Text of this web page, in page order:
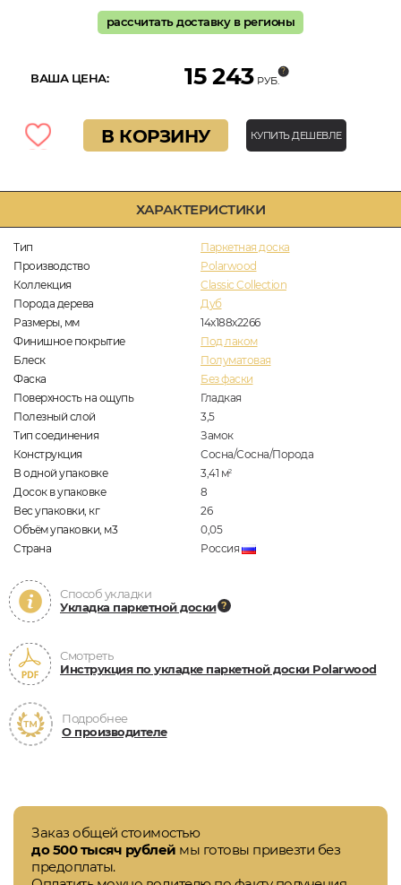
ХАРАКТЕРИСТИКИ
Тип
Паркетная доска
Производство
Polarwood
Коллекция
Classic Collection
Порода дерева
Дуб
Размеры, мм
14х188х2266
Финишное покрытие
Под лаком
Блеск
Полуматовая
Фаска
Без фаски
Поверхность на ощупь
Гладкая
Полезный слой
3,5
Тип соединения
Замок
Конструкция
Сосна/Сосна/Порода
В одной упаковке
3,41 м2
Досок в упаковке
8
Вес упаковки, кг
26
Объём упаковки, м3
0,05
Страна
Россия
Способ укладки
Укладка паркетной доски
Смотреть
Инструкция по укладке паркетной доски Polarwood
Подробнее
О производителе
рассчитать доставку в регионы
ВАША ЦЕНА: 15 243 РУБ.
В КОРЗИНУ КУПИТЬ ДЕШЕВЛЕ
Заказ общей стоимостью
до 500 тысяч рублей мы готовы привезти без
предоплаты.